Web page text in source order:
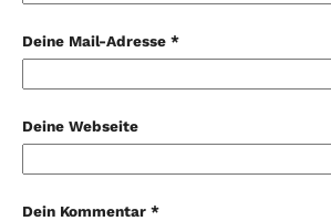
Deine Mail-Adresse *
Deine Webseite
Dein Kommentar *